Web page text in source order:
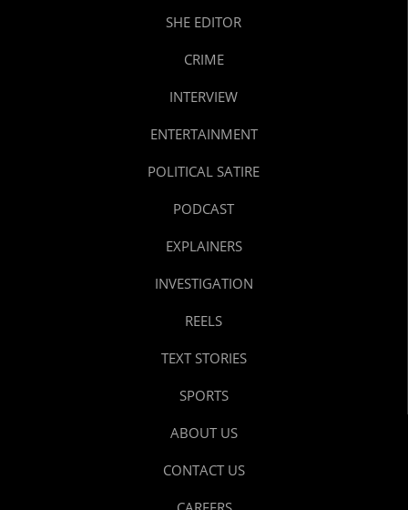
SHE EDITOR
CRIME
INTERVIEW
ENTERTAINMENT
POLITICAL SATIRE
PODCAST
EXPLAINERS
INVESTIGATION
REELS
TEXT STORIES
SPORTS
ABOUT US
CONTACT US